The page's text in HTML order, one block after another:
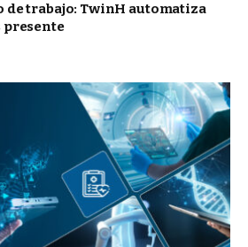
de trabajo: TwinH automatiza
presente